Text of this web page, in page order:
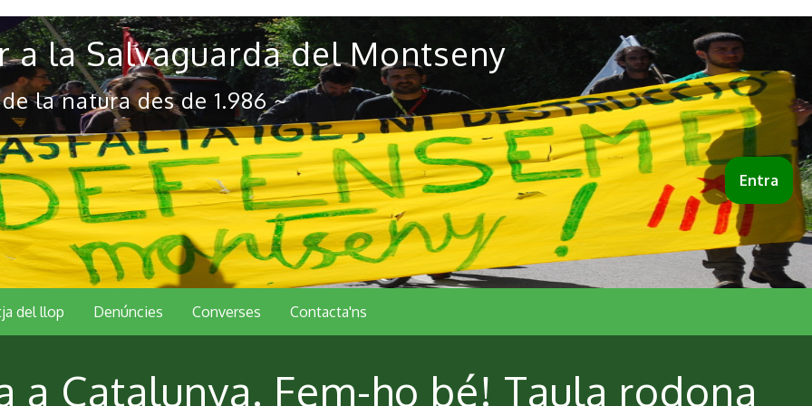
a la Salvaguarda del Montseny
la natura des de 1.986 ~
Entra
del llop Denúncies Converses Contacta'ns
a Catalunya. Fem-ho bé! Taula rodona